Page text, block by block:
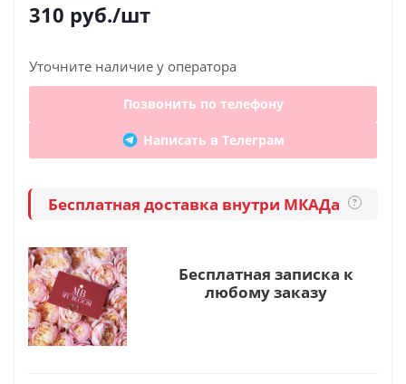
310 руб./шт
Уточните наличие у оператора
Позвонить по телефону
Написать в Телеграм
Бесплатная доставка внутри МКАДа ?
Бесплатная записка к
любому заказу